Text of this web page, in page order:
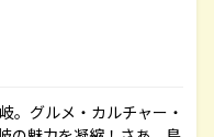
。グルメ・カルチャー・